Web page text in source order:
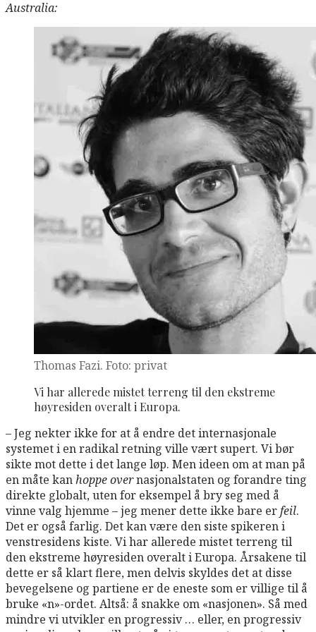
Australia:
Thomas Fazi. Foto: privat
Vi har allerede mistet terreng til den ekstreme
høyresiden overalt i Europa.
– Jeg nekter ikke for at å endre det internasjonale
systemet i en radikal retning ville vært supert. Vi bør
sikte mot dette i det lange løp. Men ideen om at man på
en måte kanhoppe overnasjonalstaten og forandre ting
direkte globalt, uten for eksempel å bry seg med å
vinne valg hjemme – jeg mener dette ikke bare erfeil.
Det er også farlig. Det kan være den siste spikeren i
venstresidens kiste. Vi har allerede mistet terreng til
den ekstreme høyresiden overalt i Europa. Årsakene til
dette er så klart flere, men delvis skyldes det at disse
bevegelsene og partiene er de eneste som er villige til å
bruke «n»-ordet. Altså: å snakke om «nasjonen». Så med
mindre vi utvikler en progressiv … eller, en progressiv